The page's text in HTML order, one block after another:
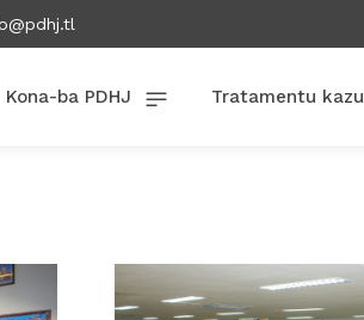
Kona-ba PDHJ Tratamentu kazu